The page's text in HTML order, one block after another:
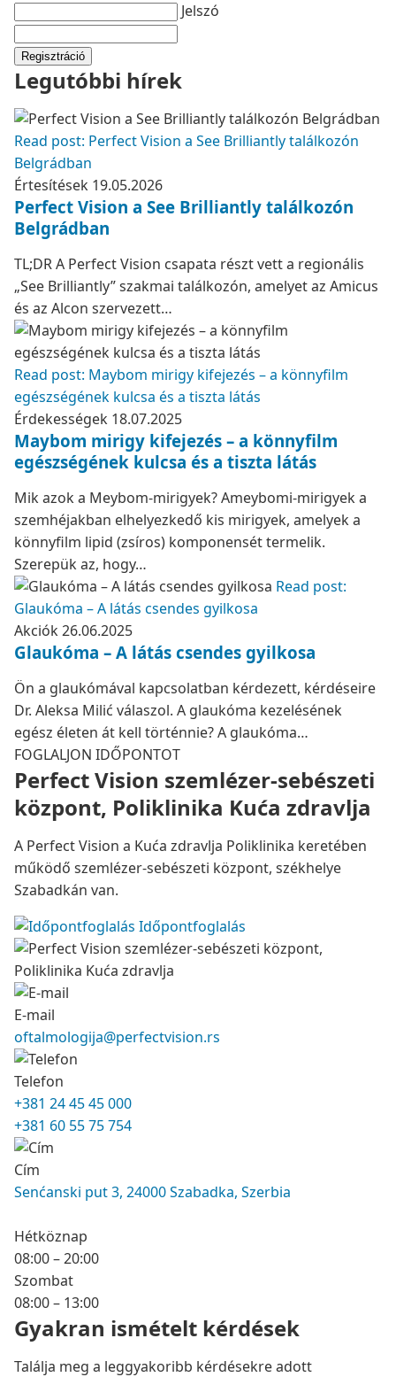
Jelszó
Regisztráció
Legutóbbi hírek
Read post: Perfect Vision a See Brilliantly találkozón
Belgrádban
Értesítések 19.05.2026
Perfect Vision a See Brilliantly találkozón
Belgrádban
TL;DR A Perfect Vision csapata részt vett a regionális
„See Brilliantly” szakmai találkozón, amelyet az Amicus
és az Alcon szervezett…
Read post: Maybom mirigy kifejezés – a könnyfilm
egészségének kulcsa és a tiszta látás
Érdekességek 18.07.2025
Maybom mirigy kifejezés – a könnyfilm
egészségének kulcsa és a tiszta látás
Mik azok a Meybom-mirigyek? Ameybomi-mirigyek a
szemhéjakban elhelyezkedő kis mirigyek, amelyek a
könnyfilm lipid (zsíros) komponensét termelik.
Szerepük az, hogy…
Read post:
Glaukóma – A látás csendes gyilkosa
Akciók26.06.2025
Glaukóma – A látás csendes gyilkosa
Ön a glaukómával kapcsolatban kérdezett, kérdéseire
Dr. Aleksa Milić válaszol. A glaukóma kezelésének
egész életen át kell történnie? A glaukóma…
FOGLALJON IDŐPONTOT
Perfect Vision szemlézer-sebészeti
központ, Poliklinika Kuća zdravlja
A Perfect Vision a Kuća zdravlja Poliklinika keretében
működő szemlézer-sebészeti központ, székhelye
Szabadkán van.
Időpontfoglalás
E-mail
oftalmologija@perfectvision.rs
Telefon
+381 24 45 45 000
+381 60 55 75 754
Cím
Senćanski put 3, 24000 Szabadka, Szerbia
Hétköznap
08:00 – 20:00
Szombat
08:00 – 13:00
Gyakran ismételt kérdések
Találja meg a leggyakoribb kérdésekre adott